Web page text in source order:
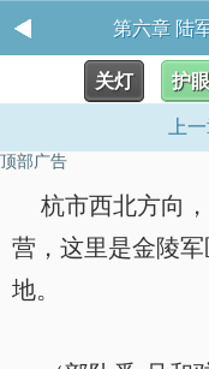
第六章 陆
关灯 护眼
上
顶部广告
杭市西北方向，
营，这里是金陵
地。